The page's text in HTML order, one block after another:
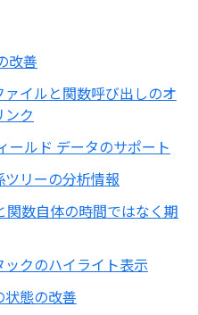
改善
イルと関数呼び出しのオ
ンク
ールド データのサポート
ツリーの分析情報
関数自体の時間ではなく期
クのハイライト表示
状態の改善